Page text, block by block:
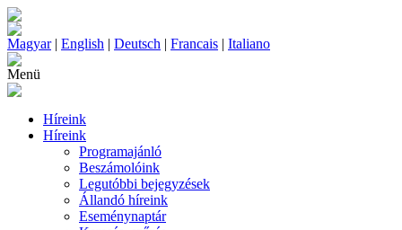
Magyar| English | Deutsch | Francais | Italiano
Menü
Híreink
Híreink
Programajánló
Beszámolóink
Legutóbbi bejegyzések
Állandó híreink
Eseménynaptár